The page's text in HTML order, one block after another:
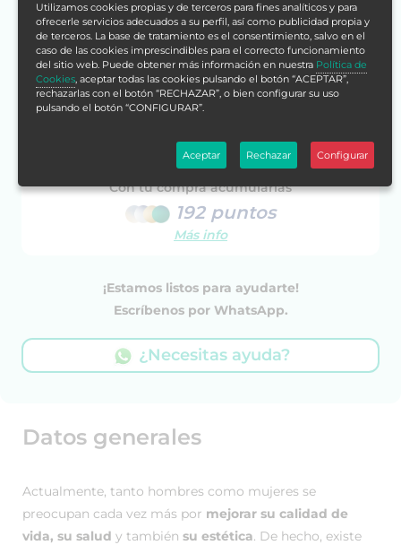
Datos generales
Actualmente, tanto hombres como mujeres se
preocupan cada vez más por mejorar su calidad de
vida, su salud y también su estética. De hecho, existe
Ver Beca
160€
48€
Con tu compra acumularías
192 puntos
Más info
¡Estamos listos para ayudarte!
Escríbenos por WhatsApp.
¿Necesitas ayuda?
Utilizamos cookies propias y de terceros para fines analíticos y para
ofrecerle servicios adecuados a su perfil, así como publicidad propia y
de terceros. La base de tratamiento es el consentimiento, salvo en el
caso de las cookies imprescindibles para el correcto funcionamiento
del sitio web. Puede obtener más información en nuestra Política de
Cookies, aceptar todas las cookies pulsando el botón “ACEPTAR”,
rechazarlas con el botón “RECHAZAR”, o bien configurar su uso
pulsando el botón “CONFIGURAR”.
Aceptar Rechazar Configurar